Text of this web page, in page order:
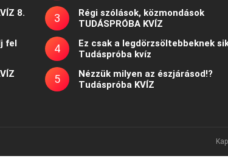
8.
fel
Régi szólások, közmondások
TUDÁSPRÓBA KVÍZ
Ez csak a legdörzsöltebbeknek
Tudáspróba kvíz
Nézzük milyen az észjárásod!?
Tudáspróba KVÍZ